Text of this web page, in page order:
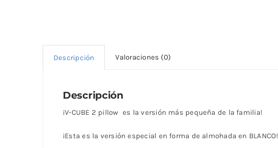
Descripción Valoraciones (0)
Descripción
¡V-CUBE 2 pillow es la versión más pequeña de la familia!
¡Esta es la versión especial en forma de almohada en BLANCO!